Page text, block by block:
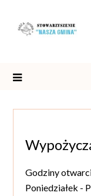
content
Godziny
Poniedziałek -